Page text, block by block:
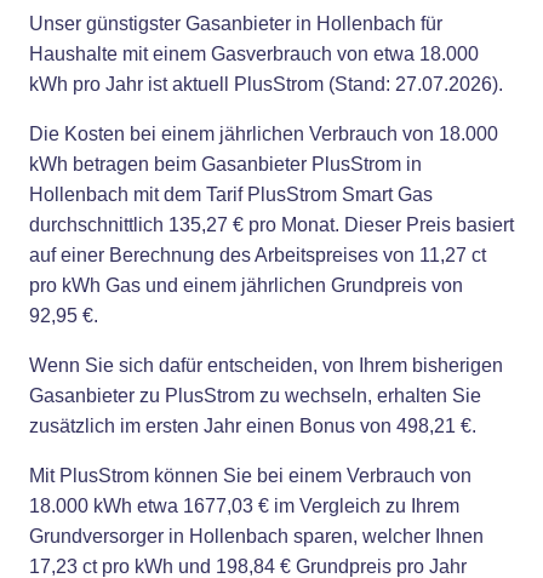
Unser günstigster Gasanbieter in Hollenbach für
Haushalte mit einem Gasverbrauch von etwa 18.000
kWh pro Jahr ist aktuell PlusStrom (Stand: 27.07.2026).
Die Kosten bei einem jährlichen Verbrauch von 18.000
kWh betragen beim Gasanbieter PlusStrom in
Hollenbach mit dem Tarif PlusStrom Smart Gas
durchschnittlich 135,27 € pro Monat. Dieser Preis basiert
auf einer Berechnung des Arbeitspreises von 11,27 ct
pro kWh Gas und einem jährlichen Grundpreis von
92,95 €.
Wenn Sie sich dafür entscheiden, von Ihrem bisherigen
Gasanbieter zu PlusStrom zu wechseln, erhalten Sie
zusätzlich im ersten Jahr einen Bonus von 498,21 €.
Mit PlusStrom können Sie bei einem Verbrauch von
18.000 kWh etwa 1677,03 € im Vergleich zu Ihrem
Grundversorger in Hollenbach sparen, welcher Ihnen
17,23 ct pro kWh und 198,84 € Grundpreis pro Jahr